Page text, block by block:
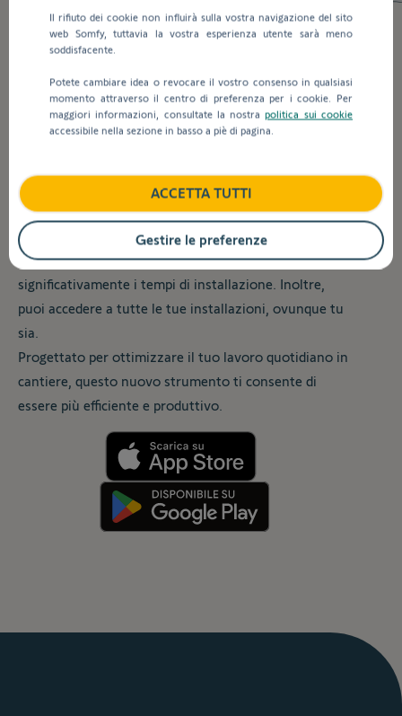
TaHoma® pro
Sfrutta la semplicità di installazione​
Da oggi, avrai sempre con te l'applicazione TaHoma
Pro.​
Questa app ti permette di configurare facilmente e in
modo infallibile tutti i dispositivi collegati, riducendo
significativamente i tempi di installazione. Inoltre,
puoi accedere a tutte le tue installazioni, ovunque tu
sia.​
Progettato per ottimizzare il tuo lavoro quotidiano in
cantiere, questo nuovo strumento ti consente di
essere più efficiente e produttivo.
Il rifiuto dei cookie non influirà sulla vostra navigazione del sito
web Somfy, tuttavia la vostra esperienza utente sarà meno
soddisfacente.
Potete cambiare idea o revocare il vostro consenso in qualsiasi
momento attraverso il centro di preferenza per i cookie. Per
maggiori informazioni, consultate la nostrapolitica sui cookie
accessibile nella sezione in basso a piè di pagina.
ACCETTA TUTTI
Gestire le preferenze